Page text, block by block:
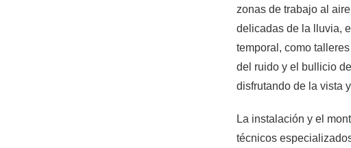
zonas de trabajo al
delicadas de la lluvia,
temporal, como
del ruido y el bullicio
disfrutando de la vista
La instalación y el
técnicos